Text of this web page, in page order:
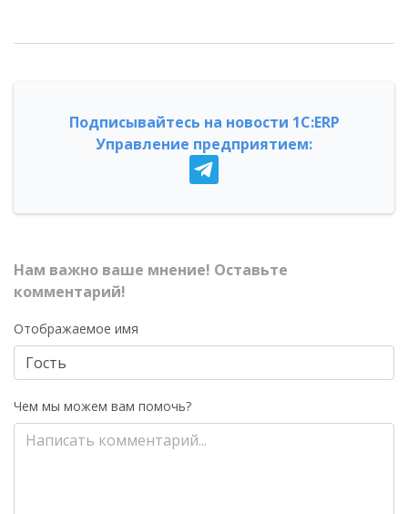
Подписывайтесь на новости 1С:ERP
Управление предприятием:
Нам важно ваше мнение! Оставьте
комментарий!
Отображаемое имя
Чем мы можем вам помочь?